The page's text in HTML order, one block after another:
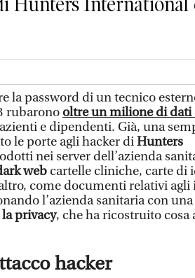
la password di un tecnico
rubarono oltre un milione di dati
e dipendenti. Già, una
le porte agli hacker diHunters
nei server dell’azienda
web cartelle cliniche, carte di
come documenti relativi
l’azienda sanitaria con una
privacy, che ha ricostruito cosa
hacker